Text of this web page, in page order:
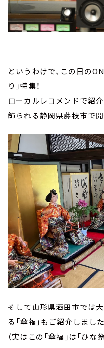
というわけで、この日の
り」特集！
ローカルレコメンドで紹
飾られる静岡県藤枝市で開
そして山形県酒田市では
る「傘福」もご紹介しました
（実はこの「傘福」は「ひ